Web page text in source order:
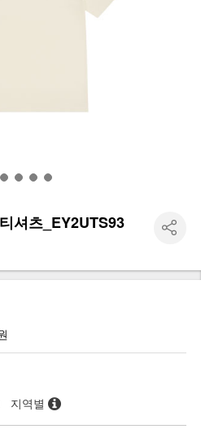
셔츠_EY2UTS93
지역별